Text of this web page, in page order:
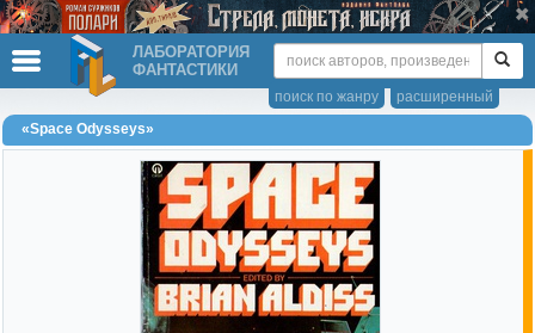
ЛАБОРАТОРИЯ
ФАНТАСТИКИ
расширенный
поиск по жанру
«Space Odysseys»